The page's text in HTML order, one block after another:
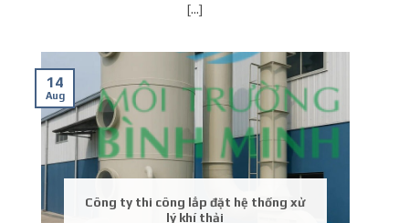
[...]
Công ty thi công lắp đặt hệ thống xử
lý khí thải
14
Aug